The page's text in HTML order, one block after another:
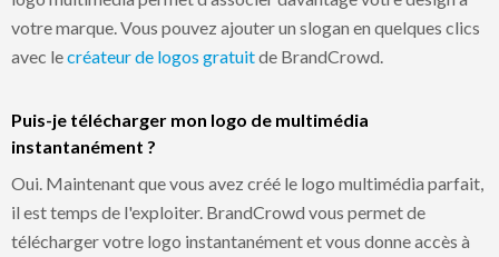
votre marque. Vous pouvez ajouter un slogan en quelques clics
avec lecréateur de logos gratuitde BrandCrowd.
Puis-je télécharger mon logo de multimédia
instantanément ?
Oui. Maintenant que vous avez créé le logo multimédia parfait,
il est temps de l'exploiter. BrandCrowd vous permet de
télécharger votre logo instantanément et vous donne accès à